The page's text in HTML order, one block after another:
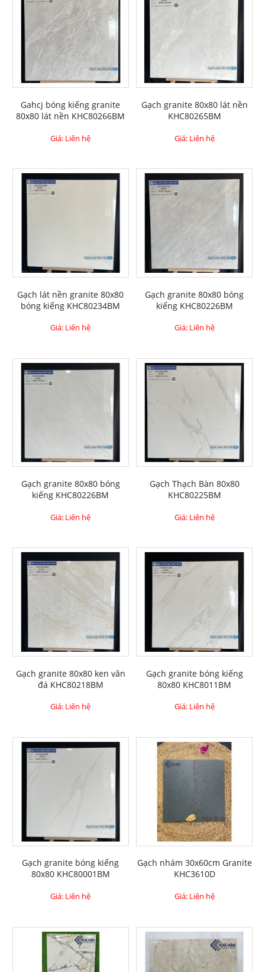
Gahcj bóng kiếng granite
80x80 lát nền KHC80266BM
Giá: Liên hệ
Gạch granite 80x80 lát nền
KHC80265BM
Giá: Liên hệ
Gạch lát nền granite 80x80
bóng kiếng KHC80234BM
Giá: Liên hệ
Gạch granite 80x80 bóng
kiếng KHC80226BM
Giá: Liên hệ
Gạch granite 80x80 bóng
kiếng KHC80226BM
Giá: Liên hệ
Gạch Thạch Bàn 80x80
KHC80225BM
Giá: Liên hệ
Gạch granite 80x80 ken vân
đá KHC80218BM
Giá: Liên hệ
Gạch granite bóng kiếng
80x80 KHC8011BM
Giá: Liên hệ
Gạch granite bóng kiếng
80x80 KHC80001BM
Giá: Liên hệ
Gạch nhám 30x60cm Granite
KHC3610D
Giá: Liên hệ